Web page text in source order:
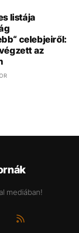
listája
celebjeiről:
az
mediában!